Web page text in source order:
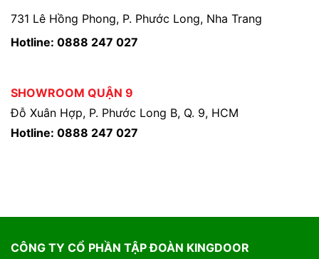
731 Lê Hồng Phong, P. Phước Long, Nha Trang
Hotline: 0888 247 027
SHOWROOM QUẬN 9
Đỗ Xuân Hợp, P. Phước Long B, Q. 9, HCM
Hotline: 0888 247 027
CÔNG TY CỔ PHẦN TẬP ĐOÀN KINGDOOR